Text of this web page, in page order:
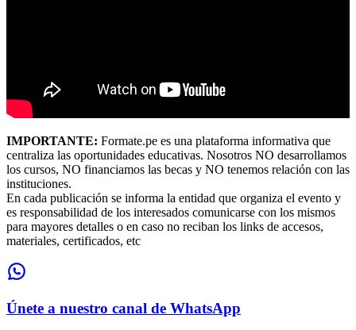
IMPORTANTE: Formate.pe es una plataforma informativa que
centraliza las oportunidades educativas. Nosotros NO desarrollamos
los cursos, NO financiamos las becas y NO tenemos relación con las
instituciones.
En cada publicación se informa la entidad que organiza el evento y
es responsabilidad de los interesados comunicarse con los mismos
para mayores detalles o en caso no reciban los links de accesos,
materiales, certificados, etc
Únete a nuestro canal de WhatsApp